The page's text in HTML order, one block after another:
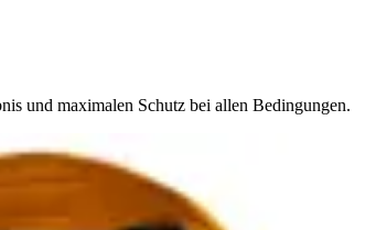
und maximalen Schutz bei allen Bedingungen.